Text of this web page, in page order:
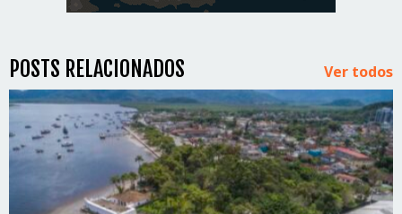
POSTS RELACIONADOS Ver todos